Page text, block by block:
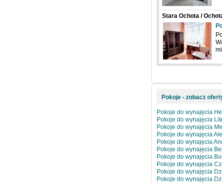
Stara Ochota /
Andrzejowska
Pokoje - zobacz
Pokoje do wynajęcia
Pokoje do wynajęcia
Pokoje do wynajęcia
Pokoje do wynajęcia
Pokoje do wynajęcia
Pokoje do wynajęcia
Pokoje do wynajęcia
Pokoje do wynajęcia
Pokoje do wynajęcia
Pokoje do wynajęcia